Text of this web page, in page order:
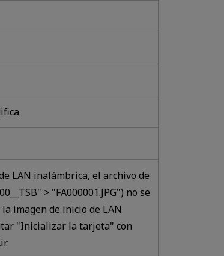
LAN inalámbrica, el archivo de
> "FA000001.JPG") no se
imagen de inicio de LAN
"Inicializar la tarjeta" con